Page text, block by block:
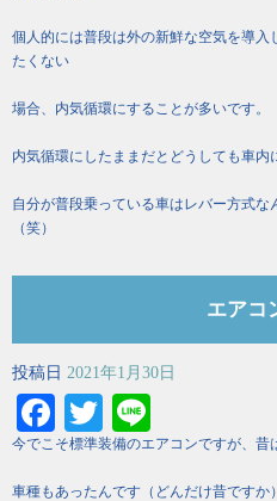
個人的には普段は外の新鮮な空気を導
たくない
場合、内気循環にすることが多いです。
内気循環にしたままだとどうしても車
自分が普段乗っている車はレバー方式
（笑）
エアコ
投稿日 2021年1月30日
Facebook
Twitter
今でこそ標準装備のエアコンですが、昔
車種もあったんです（どんだけ昔です